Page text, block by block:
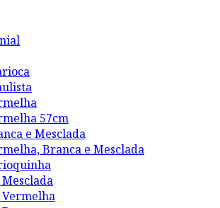
57cm
e Mesclada
Branca e Mesclada